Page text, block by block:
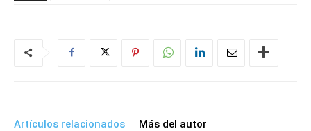
Artículos relacionados Más del autor